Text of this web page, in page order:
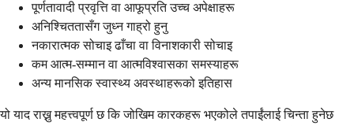
पूर्णतावादी प्रवृत्ति वा आफूप्रति उच्च अपेक्षाहरू
अनिश्चिततासँग जुध्न गाह्रो हुनु
नकारात्मक सोचाइ ढाँचा वा विनाशकारी सोचाइ
कम आत्म-सम्मान वा आत्मविश्वासका समस्याहरू
अन्य मानसिक स्वास्थ्य अवस्थाहरूको इतिहास
यो याद राख्नु महत्त्वपूर्ण छ कि जोखिम कारकहरू भएकोले तपाईंलाई चिन्ता हुनेछ